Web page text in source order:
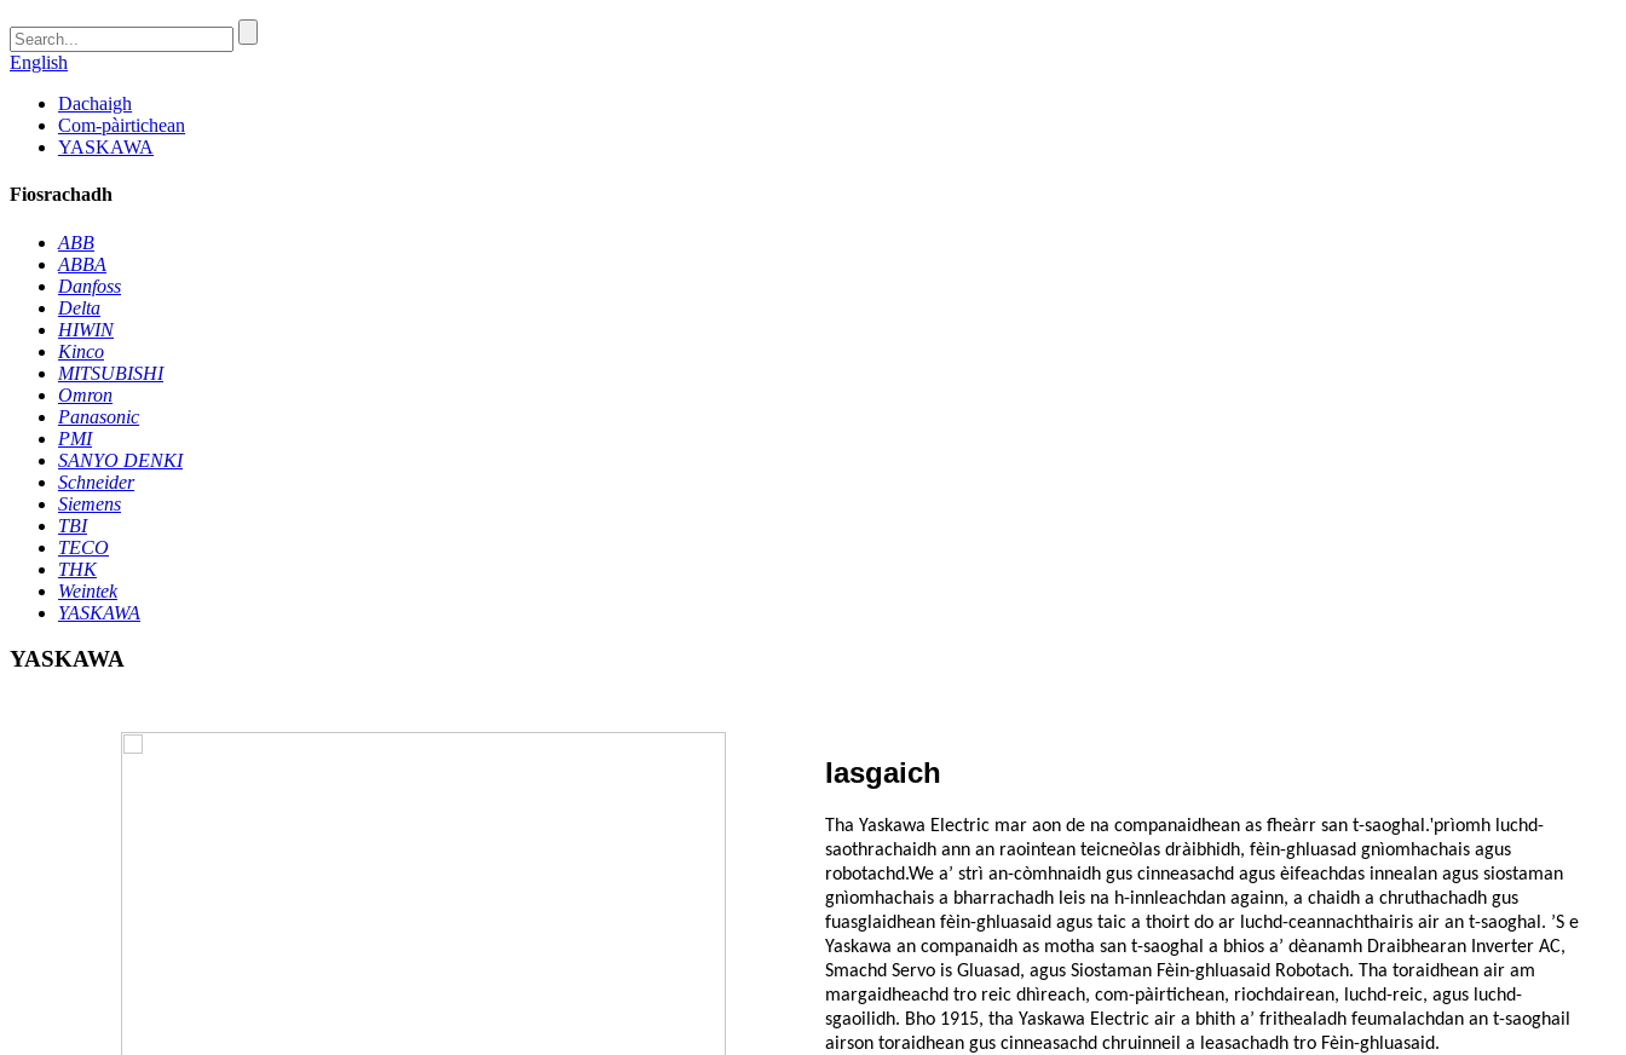
English
Dachaigh
Com-pàirtichean
YASKAWA
Fiosrachadh
ABB
ABBA
Danfoss
Delta
HIWIN
Kinco
MITSUBISHI
Omron
Panasonic
PMI
SANYO DENKI
Schneider
Siemens
TBI
TECO
THK
Weintek
YASKAWA
YASKAWA
Iasgaich
Tha Yaskawa Electric mar aon de na companaidhean as fheàrr san t-saoghal.'prìomh luchd-
saothrachaidh ann an raointean teicneòlas dràibhidh, fèin-ghluasad gnìomhachais agus
robotachd.We a’ strì an-còmhnaidh gus cinneasachd agus èifeachdas innealan agus siostaman
gnìomhachais a bharrachadh leis na h-innleachdan againn, a chaidh a chruthachadh gus
fuasglaidhean fèin-ghluasaid agus taic a thoirt do ar luchd-ceannachthairis air an t-saoghal. ’S e
Yaskawa an companaidh as motha san t-saoghal a bhios a’ dèanamh Draibhearan Inverter AC,
Smachd Servo is Gluasad, agus Siostaman Fèin-ghluasaid Robotach. Tha toraidhean air am
margaidheachd tro reic dhìreach, com-pàirtichean, riochdairean, luchd-reic, agus luchd-
sgaoilidh. Bho 1915, tha Yaskawa Electric air a bhith a’ frithealadh feumalachdan an t-saoghail
airson toraidhean gus cinneasachd chruinneil a leasachadh tro Fèin-ghluasaid.